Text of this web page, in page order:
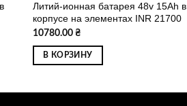
Литий-ионная батарея 48v 15Ah в
корпусе на элементах INR 21700
10780.00 ₴
В КОРЗИНУ